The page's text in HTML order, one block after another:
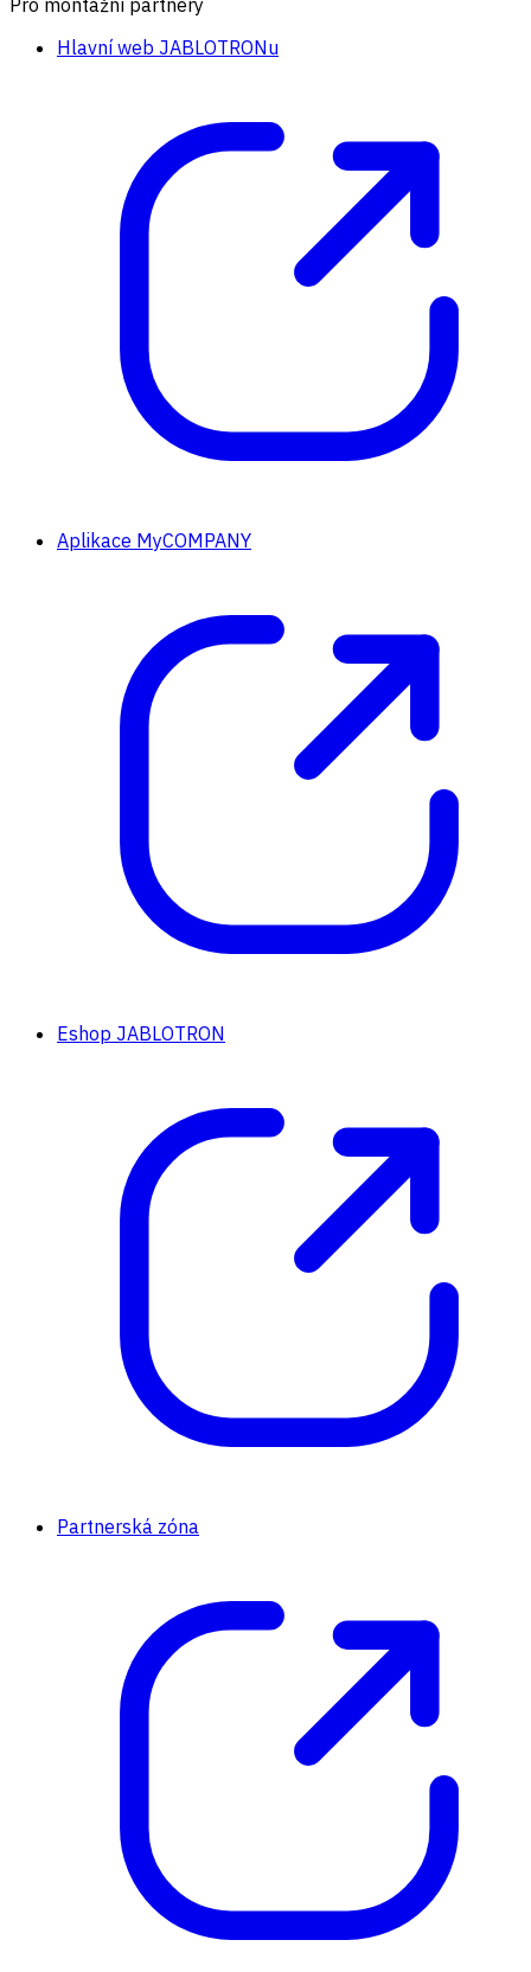
Hlavní web JABLOTRONu
Aplikace MyCOMPANY
Eshop JABLOTRON
Partnerská zóna